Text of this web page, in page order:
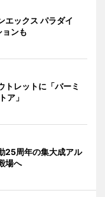
エックス パラダイ
ンも
トレットに「バーミ
ア」
25周年の集大成アル
場へ